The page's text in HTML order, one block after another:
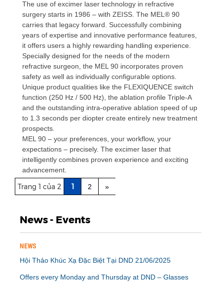
The use of excimer laser technology in refractive
surgery starts in 1986 – with ZEISS. The MEL® 90
carries that legacy forward. Successfully combining
years of expertise and innovative performance features,
it offers users a highly rewarding handling experience.
Specially designed for the needs of the modern
refractive surgeon, the MEL 90 incorporates proven
safety as well as individually configurable options.
Unique product qualities like the FLEXIQUENCE switch
function (250 Hz / 500 Hz), the ablation profile Triple-A
and the outstanding intra-operative ablation speed of up
to 1.3 seconds per diopter create entirely new treatment
prospects.
MEL 90 – your preferences, your workflow, your
expectations – precisely. The excimer laser that
intelligently combines proven experience and exciting
advancement.
Trang 1 của 2 1 2 »
News - Events
NEWS
Hội Thảo Khúc Xạ Đặc Biệt Tại DND 21/06/2025
Offers every Monday and Thursday at DND – Glasses